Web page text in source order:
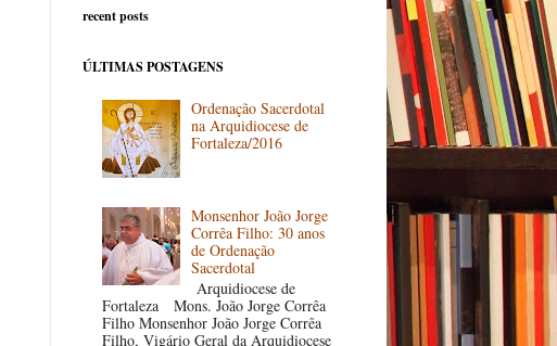
recent posts
ÚLTIMAS POSTAGENS
Ordenação Sacerdotal
na Arquidiocese de
Fortaleza/2016
Monsenhor João Jorge
Corrêa Filho: 30 anos
de Ordenação
Sacerdotal
Arquidiocese de
Fortaleza Mons. João Jorge Corrêa
Filho Monsenhor João Jorge Corrêa
Filho, Vigário Geral da Arquidiocese